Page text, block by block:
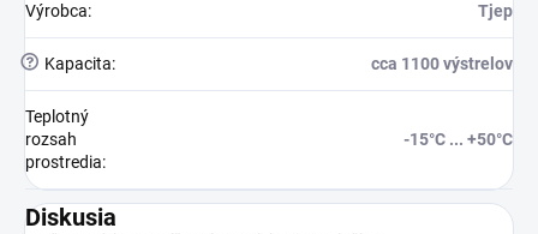
Výrobca: Tjep
? Kapacita: cca 1100 výstrelov
Teplotný
rozsah
prostredia:
-15°C ... +50°C
Diskusia